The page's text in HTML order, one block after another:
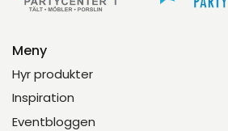
Meny
Hyr produkter
Inspiration
Eventbloggen